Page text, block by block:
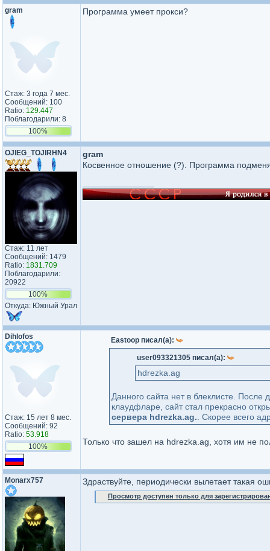
gram
Стаж: 3 года 7 мес.
Сообщений: 100
Ratio: 129.447
Поблагодарили: 8
100%
Программа умеет прокси?
OJlEG_TOJlRHN4
Стаж: 11 лет
Сообщений: 1479
Ratio: 1831.709
Поблагодарили:
20922
100%
Откуда: Южный Урал
gram
Косвенное отношение (?). Программа
Dihlofos
Стаж: 15 лет 8 мес.
Сообщений: 92
Ratio: 53.918
100%
Eastoop писал(а):
user093321305 писал(а):
hdrezka.ag
Данного сайта нет в блеклисте.
клаудфларе, сайт стал прекрасно
сервера hdrezka.ag. . Скорее всего
Только что зашел на hdrezka.ag, хотя им не
Monarx757 Здраствуйте, периодически вылетает такая
Просмотр доступен только для